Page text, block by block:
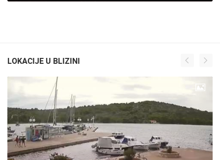
LOKACIJE U BLIZINI